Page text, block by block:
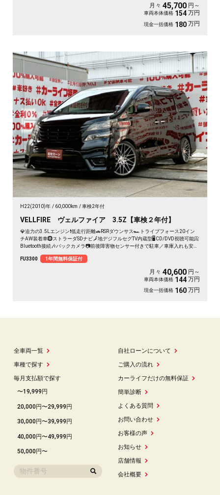
で安心録画📹💎トヨタの人気８０型ヴォクシー・ハイブリッドミニバン👀驚異の
カタログ燃費🍃ＪＣ０８モード２３．８ｋｍ／Ｌ💎🌈車検２年付🚗
月々 45,700 円～
車両本体価格 154 万円
現金一括価格 180 万円
H22(2010)年 60,000km 車検2年付
VELLFIRE ヴェルファイア 3.5Z【車検２年付】
💎迫力の3.5Lエンジン❗低走行距離🚗RSRダウンサス🏎️トライブフォース20イン
チAW装着車🛞ストラーダSDナビ🗾地デジフルセグTV内蔵型🖥️CD/DVD視聴可能📀
Bluetooth接続🎶バックカメラ📷前後障害物センサー付きで駐車／車庫入れも安心
FU3300
1年間無料保証付
月々 40,600 円～
車両本体価格 144 万円
現金一括価格 160 万円
全車両一覧
車種で探す
毎月支払額で探す
〜19,999円
20,000円〜29,999円
30,000円〜39,999円
40,000円〜49,999円
50,000円〜
自社ローンについて
ご購入の流れ
カーライフだけの無料保証
簡単診断
よくある質問
お問い合わせ
お客様の声
お知らせ
店舗情報
会社概要